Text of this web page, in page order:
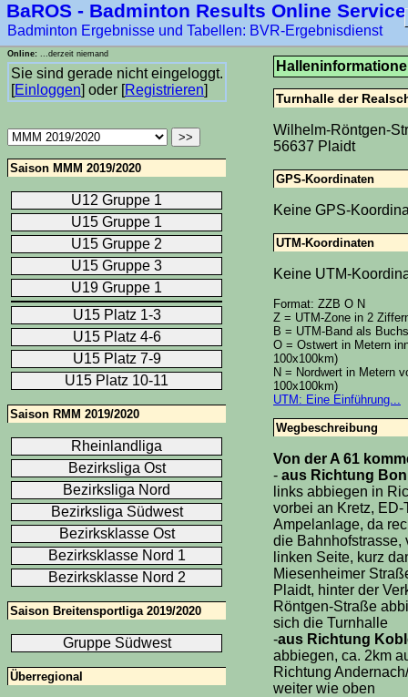
BaROS - Badminton Results Online Service
Badminton Ergebnisse und Tabellen: BVR-Ergebnisdienst
Turnhalle der
Wilhelm-Röntgen-Str
56637 Plaidt
GPS-Koordinaten
Keine GPS-
UTM-Koordinaten
Keine UTM-
Format: ZZB O N
Z = UTM-Zone in 2
B = UTM-Band als
O = Ostwert in Metern
100x100km)
N = Nordwert in Metern
100x100km)
UTM: Eine Einführung...
Wegbeschreibung
Von der A 61
- aus Richtung
links abbiegen in
vorbei an Kretz,
Ampelanlage, da
die Bahnhofstrasse,
linken Seite, kurz
Miesenheimer
Plaidt, hinter der
Röntgen-Straße
sich die Turnhalle
-aus Richtung
abbiegen, ca. 2km
Richtung
weiter wie oben
Saison MMM 2019/2020
U12 Gruppe 1
U15 Gruppe 1
U15 Gruppe 2
U15 Gruppe 3
U19 Gruppe 1
U15 Platz 1-3
U15 Platz 4-6
U15 Platz 7-9
U15 Platz 10-11
Saison RMM 2019/2020
Rheinlandliga
Bezirksliga Ost
Bezirksliga Nord
Bezirksliga Südwest
Bezirksklasse Ost
Bezirksklasse Nord 1
Bezirksklasse Nord 2
Saison Breitensportliga 2019/2020
Gruppe Südwest
Überregional
Online: ...derzeit niemand
Sie sind gerade nicht eingeloggt.
[Einloggen] oder [Registrieren]